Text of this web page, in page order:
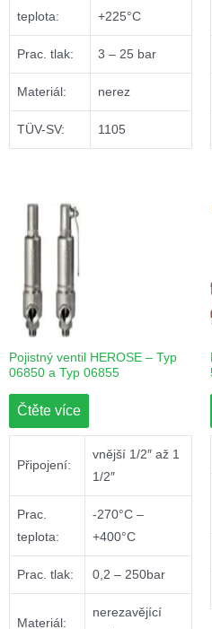
teplota:
+225°C
Prac. tlak: 3 – 25 bar
Materiál: nerez
TÜV-SV: 1105
Pojistný ventil HEROSE – Typ
06850 a Typ 06855
Čtěte více
Připojení:
vnější 1/2″ až 1
1/2″
Prac.
teplota:
-270°C –
+400°C
Prac. tlak: 0,2 – 250bar
Materiál:
nerezavějící